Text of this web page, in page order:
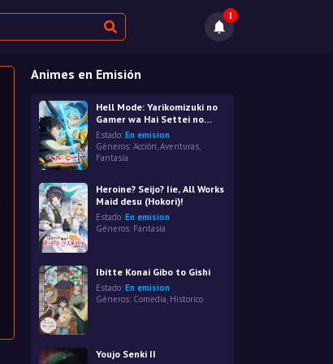
1
Animes en Emisión
Hell Mode: Yarikomizuki no
Gamer wa Hai Settei no
Isekai de Musou suru 2nd
Season
Estado: En emision
Géneros: Acción,Aventuras
Fantasía
Heroine? Seijo? Iie, All Works
Maid desu (Hokori)!
Estado: En emision
Géneros: Fantasía
Ibitte Konai Gibo to Gishi
Estado: En emision
Géneros: Comedia Historico
Youjo Senki II